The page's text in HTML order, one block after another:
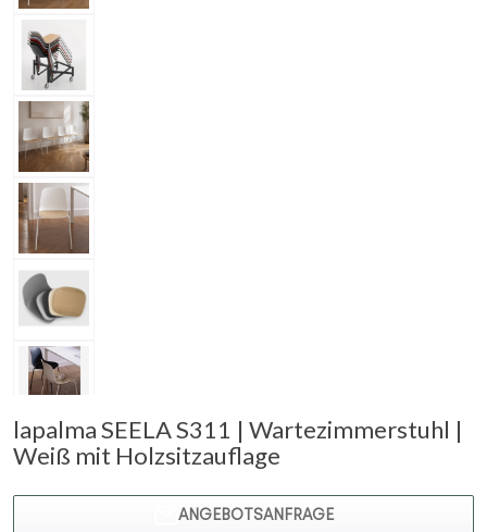
lapalma SEELA S311 | Wartezimmerstuhl |
Weiß mit Holzsitzauflage
ANGEBOTSANFRAGE